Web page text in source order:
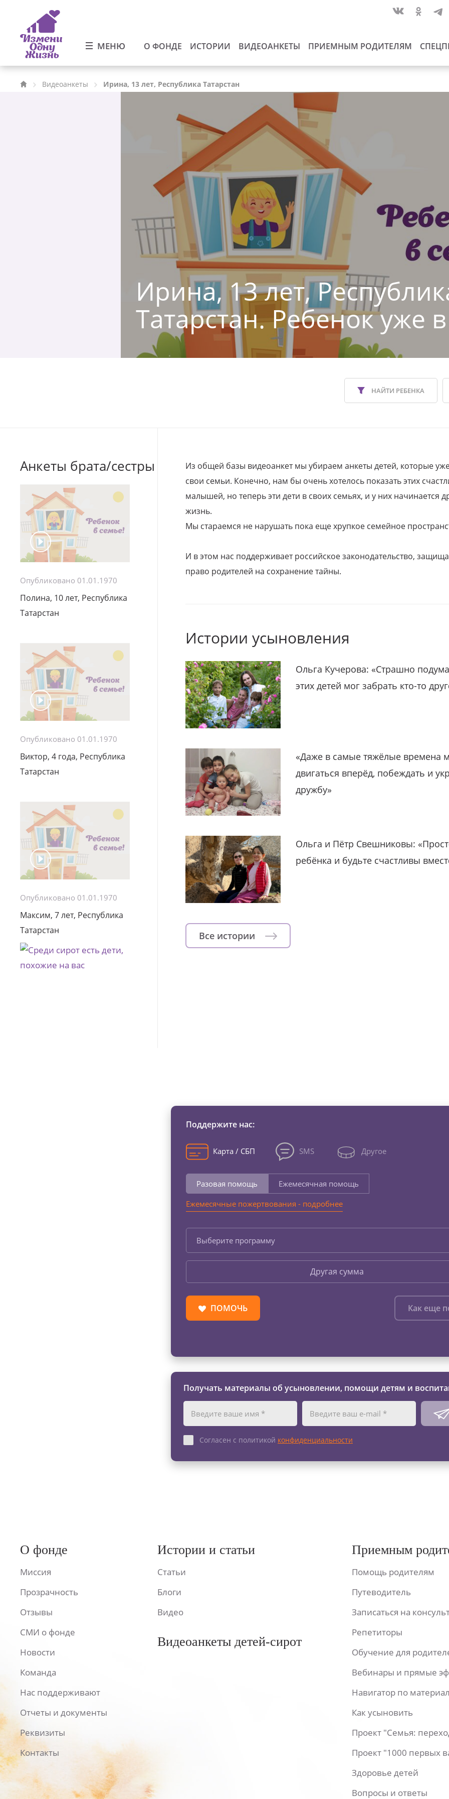
МЕНЮ О ФОНДЕ ИСТОРИИ ВИДЕОАНКЕТЫ ПРИЕМНЫМ РОДИТЕЛЯМ
Видеоанкеты Ирина, 13 лет, Республика Татарстан
Ирина, 13 лет,
Татарстан. Ребенок уже
НАЙТИ РЕБЕНКА
Анкеты брата/сестры
Опубликовано 01.01.1970
Полина, 10 лет, Республика
Татарстан
Опубликовано 01.01.1970
Виктор, 4 года, Республика
Татарстан
Опубликовано 01.01.1970
Максим, 7 лет, Республика
Татарстан
Из общей базы видеоанкет мы убираем анкеты детей, которые
свои семьи. Конечно, нам бы очень хотелось показать этих
малышей, но теперь эти дети в своих семьях, и у них начинается
жизнь.
Мы стараемся не нарушать пока еще хрупкое семейное
И в этом нас поддерживает российское законодательство,
право родителей на сохранение тайны.
Истории усыновления
Ольга Кучерова: «Страшно
этих детей мог забрать кто-то
«Даже в самые тяжёлые времена
двигаться вперёд, побеждать и
дружбу»
Ольга и Пётр Свешниковы:
ребёнка и будьте счастливы
Все истории
Поддержите нас:
Карта / СБП SMS Другое
Разовая помощь
Ежемесячная помощь
Ежемесячные пожертвования - подробнее
Выберите программу
Другая сумма
ПОМОЧЬ Как еще
Получать материалы об усыновлении, помощи детям и
Согласен с политикой конфиденциальности
О фонде
Миссия
Прозрачность
Отзывы
СМИ о фонде
Новости
Команда
Нас поддерживают
Отчеты и документы
Реквизиты
Контакты
Истории и статьи
Статьи
Блоги
Видео
Видеоанкеты детей-сирот
Приемным
Помощь родителям
Путеводитель
Записаться на
Репетиторы
Обучение для
Вебинары и прямые
Навигатор по
Как усыновить
Проект "Семья:
Проект "1000 первых
Здоровье детей
Вопросы и ответы